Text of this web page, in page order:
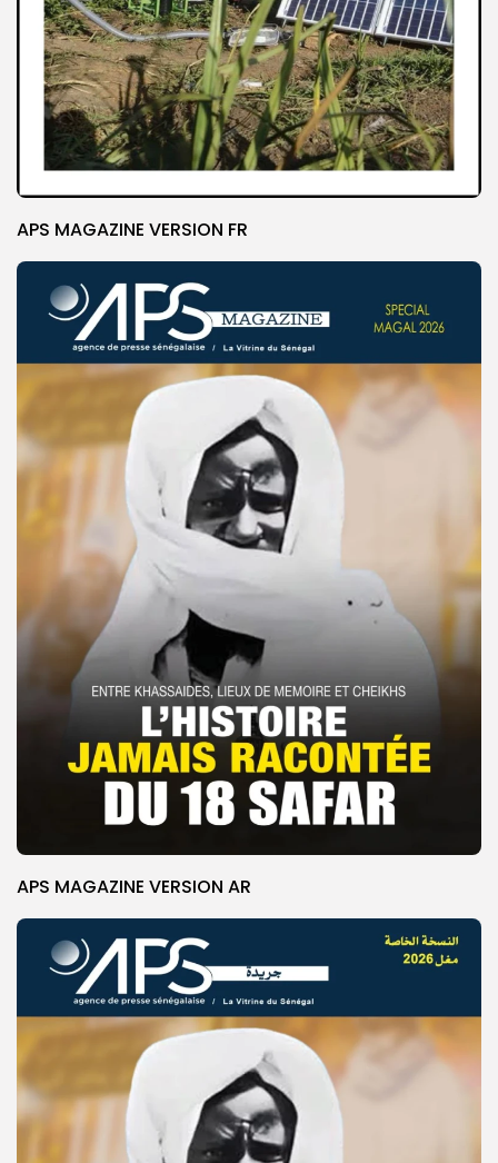
APS MAGAZINE VERSION FR
APS MAGAZINE VERSION AR